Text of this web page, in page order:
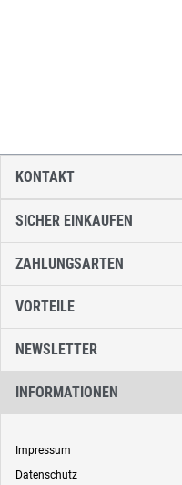
SICHER EINKAUFEN
ZAHLUNGSARTEN
VORTEILE
NEWSLETTER
INFORMATIONEN
Impressum
Datenschutz
KONTAKT